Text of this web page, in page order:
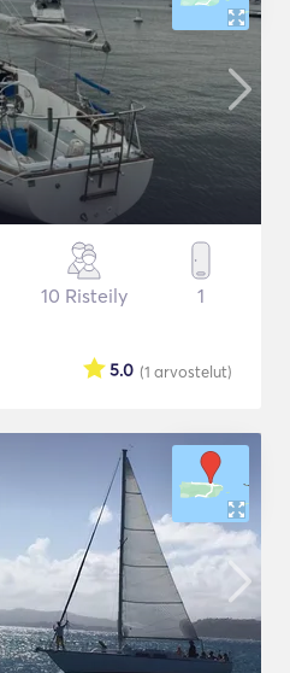
10 Risteily 1
(1 arvostelut)
5.0